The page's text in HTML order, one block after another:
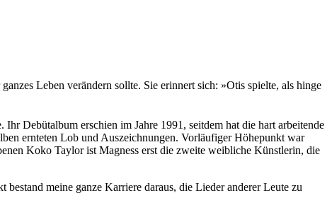
Leben verändern sollte. Sie erinnert sich: »Otis spielte, als hinge
Ihr Debütalbum erschien im Jahre 1991, seitdem hat die hart arbeitende
ernteten Lob und Auszeichnungen. Vorläufiger Höhepunkt war
Koko Taylor ist Magness erst die zweite weibliche Künstlerin, die
meine ganze Karriere daraus, die Lieder anderer Leute zu